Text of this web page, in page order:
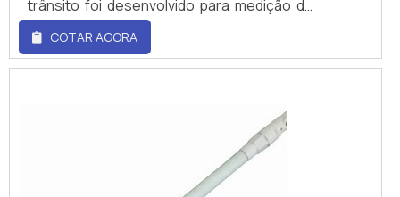
trânsito foi desenvolvido para medição de
líquidos. Sua instalação é simples e fácil de
ser realizada sem a necessidade de parar o
fluxo, seccionar ou furar a tubulação para a
de DN15 a DN6000 (1/2 a 240).O princípio de
tecnologia aplicado é o de tempo de
trânsito onde dois transdutores que são
acoplados na parede extern...
COTAR AGORA